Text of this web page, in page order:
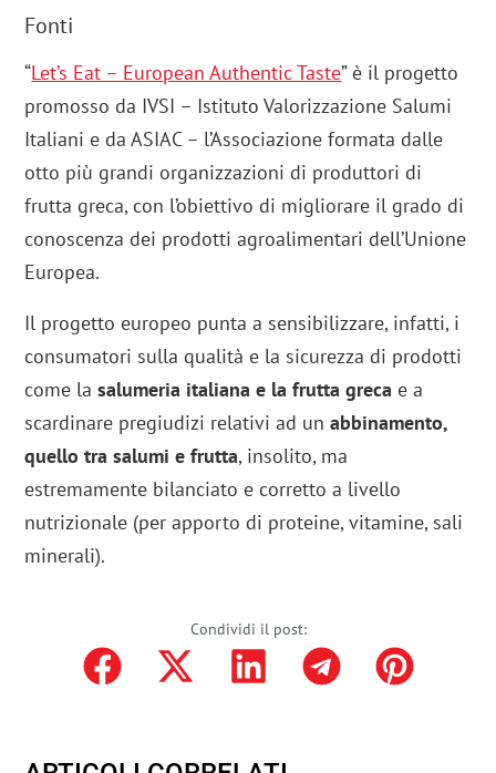
Fonti
“Let’s Eat – European Authentic Taste” è il progetto
promosso da IVSI – Istituto Valorizzazione Salumi
Italiani e da ASIAC – l’Associazione formata dalle
otto più grandi organizzazioni di produttori di
frutta greca, con l’obiettivo di migliorare il grado di
conoscenza dei prodotti agroalimentari dell’Unione
Europea.
Il progetto europeo punta a sensibilizzare, infatti, i
consumatori sulla qualità e la sicurezza di prodotti
come la salumeria italiana e la frutta greca e a
scardinare pregiudizi relativi ad un abbinamento,
quello tra salumi e frutta, insolito, ma
estremamente bilanciato e corretto a livello
nutrizionale (per apporto di proteine, vitamine, sali
minerali).
Condividi il post: